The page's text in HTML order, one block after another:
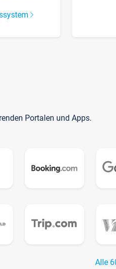
Portalen und Apps.
Alle